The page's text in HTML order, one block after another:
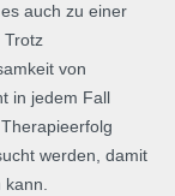
auch zu einer
Trotz
von
in jedem Fall
werden, damit
kann.